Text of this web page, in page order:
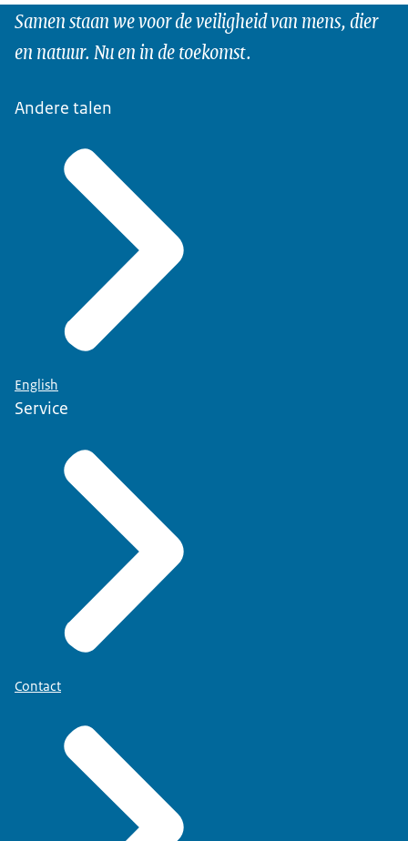
Samen staan we voor de veiligheid van mens, dier
en natuur. Nu en in de toekomst.
Andere talen
English
Service
Contact